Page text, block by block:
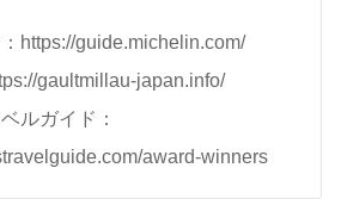
https://guide.michelin.com/
gaultmillau-japan.info/
ルガイド：
award-winners